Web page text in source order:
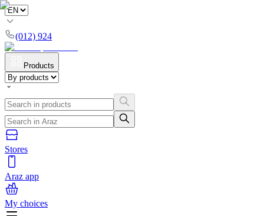
(012) 924
Products
Stores
Araz app
My choices